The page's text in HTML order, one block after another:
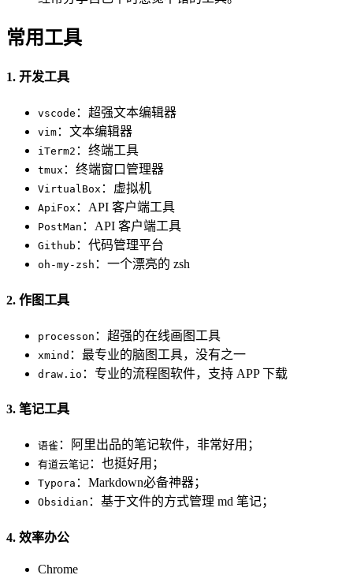
常用工具
1. 开发工具
vscode ：超强文本编辑器
vim ：文本编辑器
iTerm2 ：终端工具
tmux ：终端窗口管理器
VirtualBox ：虚拟机
ApiFox ：API 客户端工具
PostMan ：API 客户端工具
Github ：代码管理平台
oh-my-zsh ：一个漂亮的 zsh
2. 作图工具
processon ：超强的在线画图工具
xmind ：最专业的脑图工具，没有之一
draw.io ：专业的流程图软件，支持 APP 下载
3. 笔记工具
语雀 ：阿里出品的笔记软件，非常好用；
有道云笔记 ：也挺好用；
Typora ：Markdown必备神器；
Obsidian ：基于文件的方式管理 md 笔记；
4. 效率办公
Chrome